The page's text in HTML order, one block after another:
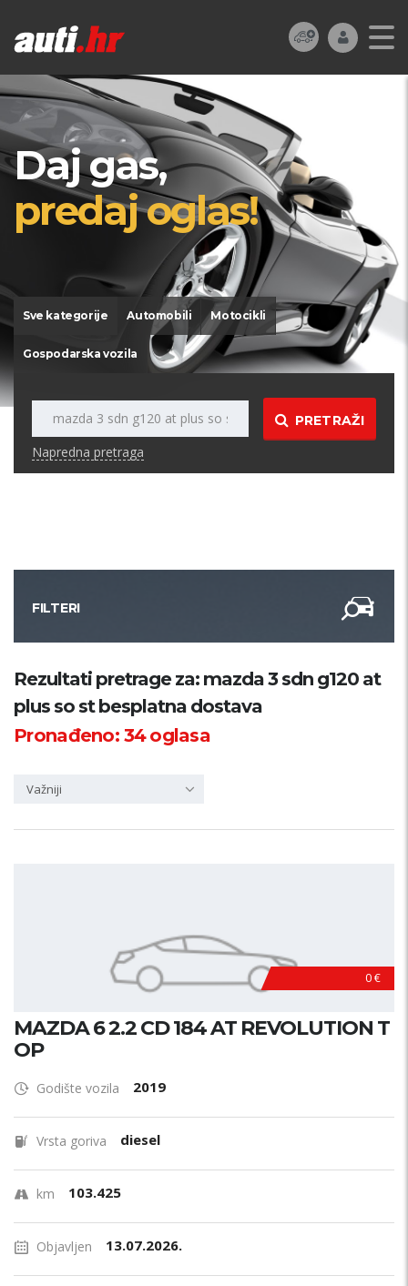
Daj gas,
predaj oglas!
Sve kategorije Automobili Motocikli
Gospodarska vozila
PRETRAŽI
Napredna pretraga
FILTERI
Kategorija
Županija
Rezultati pretrage za: mazda 3 sdn g120 at
plus so st besplatna dostava
Pronađeno:34oglasa
Važniji
0 €
MAZDA 6 2.2 CD 184 AT REVOLUTION T
OP
Godište vozila 2019
Vrsta goriva diesel
km 103.425
Objavljen 13.07.2026.